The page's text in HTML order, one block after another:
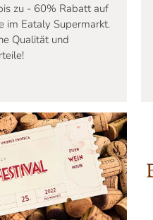
zu - 60% Rabatt auf
im Eataly Supermarkt.
Qualität und